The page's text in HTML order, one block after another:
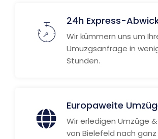
24h Express-
Wir kümmern uns um
Umuzgsanfrage in
Stunden.
Europaweite
Wir erledigen Umzüge
von Bielefeld nach ganz